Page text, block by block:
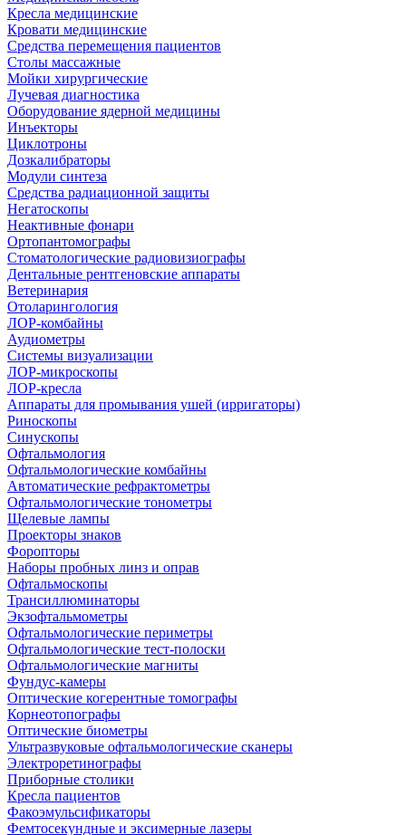
Кресла медицинские
Кровати медицинские
Средства перемещения пациентов
Столы массажные
Мойки хирургические
Лучевая диагностика
Оборудование ядерной медицины
Инъекторы
Циклотроны
Дозкалибраторы
Модули синтеза
Средства радиационной защиты
Негатоскопы
Неактивные фонари
Ортопантомографы
Стоматологические радиовизиографы
Дентальные рентгеновские аппараты
Ветеринария
Отоларингология
ЛОР-комбайны
Аудиометры
Системы визуализации
ЛОР-микроскопы
ЛОР-кресла
Аппараты для промывания ушей (ирригаторы)
Риноскопы
Синускопы
Офтальмология
Офтальмологические комбайны
Автоматические рефрактометры
Офтальмологические тонометры
Щелевые лампы
Проекторы знаков
Форопторы
Наборы пробных линз и оправ
Офтальмоскопы
Трансиллюминаторы
Экзофтальмометры
Офтальмологические периметры
Офтальмологические тест-полоски
Офтальмологические магниты
Фундус-камеры
Оптические когерентные томографы
Корнеотопографы
Оптические биометры
Ультразвуковые офтальмологические сканеры
Электроретинографы
Приборные столики
Кресла пациентов
Факоэмульсификаторы
Фемтосекундные и эксимерные лазеры